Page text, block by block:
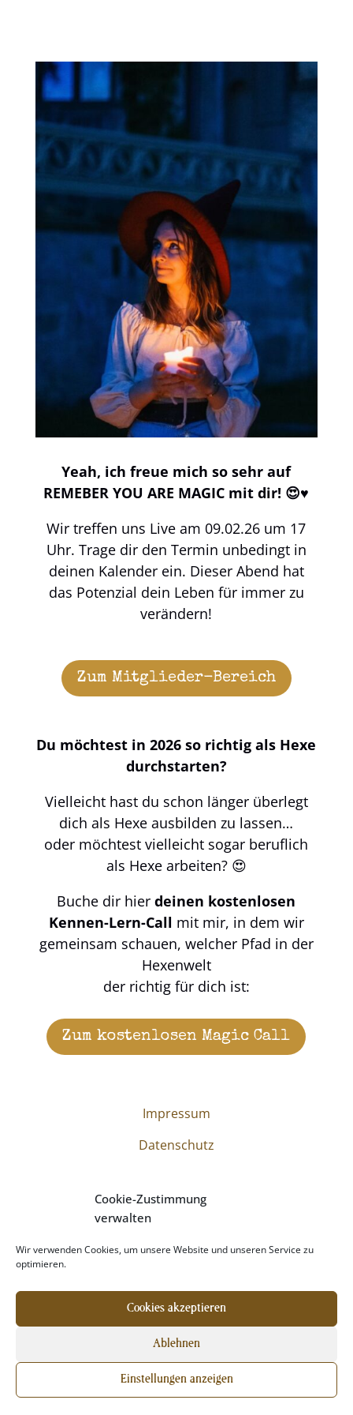
Cookie-Zustimmung
verwalten
Wir verwenden Cookies, um unsere Website und unseren Service zu
optimieren.
Cookies akzeptieren
Ablehnen
Einstellungen anzeigen
Yeah, ich freue mich so sehr auf
REMEBER YOU ARE MAGIC mit dir! 😍♥️
Wir treffen uns Live am 09.02.26 um 17
Uhr. Trage dir den Termin unbedingt in
deinen Kalender ein. Dieser Abend hat
das Potenzial dein Leben für immer zu
verändern!
Zum Mitglieder-Bereich
Du möchtest in 2026 so richtig als Hexe
durchstarten?
Vielleicht hast du schon länger überlegt
dich als Hexe ausbilden zu lassen…
oder möchtest vielleicht sogar beruflich
als Hexe arbeiten? 😍
Buche dir hier deinen kostenlosen
Kennen-Lern-Call mit mir, in dem wir
gemeinsam schauen, welcher Pfad in der
Hexenwelt
der richtig für dich ist:
Zum kostenlosen Magic Call
Impressum
Datenschutz
Hinweis: Abbuchung erfolgt durch
Digistore24.